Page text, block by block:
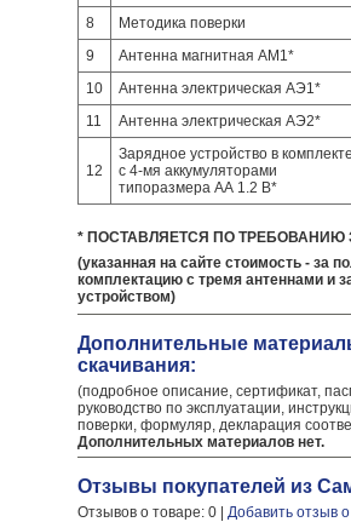
8 Методика поверки
9
Антенна магнитная АМ1*
10
Антенна электрическая АЭ1*
11
Антенна электрическая АЭ2*
12
Зарядное устройство в комплекте
с 4-мя аккумуляторами
типоразмера АА 1.2 В*
* ПОСТАВЛЯЕТСЯ ПО ТРЕБОВАНИЮ
(указанная на сайте стоимость - за
комплектацию с тремя антеннами и
устройством)
Дополнительные
скачивания:
(подробное описание, сертификат,
руководство по эксплуатации,
поверки, формуляр, декларация
Дополнительных материалов нет.
Отзывы покупателей из
Отзывов о товаре: 0 | Добавить отзыв